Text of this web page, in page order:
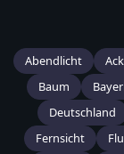
Abendlicht
Baum
Deutschland
Fernsicht